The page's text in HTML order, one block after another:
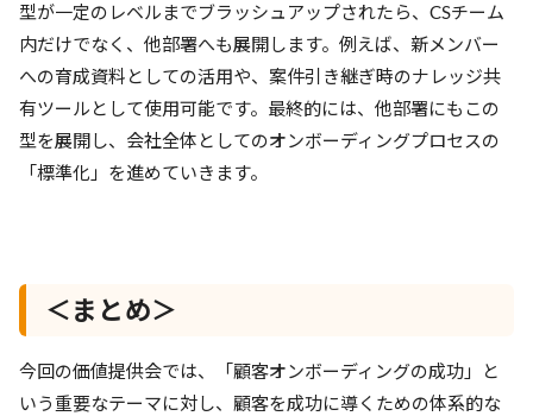
型が一定のレベルまでブラッシュアップされたら、CSチーム
内だけでなく、他部署へも展開します。例えば、新メンバー
への育成資料としての活用や、案件引き継ぎ時のナレッジ共
有ツールとして使用可能です。最終的には、他部署にもこの
型を展開し、会社全体としてのオンボーディングプロセスの
「標準化」を進めていきます。
＜まとめ＞
今回の価値提供会では、「顧客オンボーディングの成功」と
いう重要なテーマに対し、顧客を成功に導くための体系的な